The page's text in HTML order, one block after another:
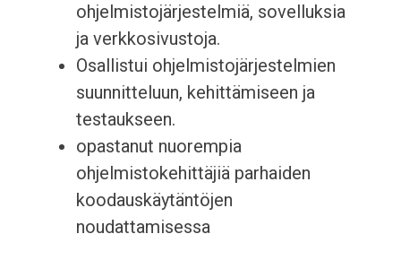
ohjelmistojärjestelmiä, sovelluksia
ja verkkosivustoja.
Osallistui ohjelmistojärjestelmien
suunnitteluun, kehittämiseen ja
testaukseen.
opastanut nuorempia
ohjelmistokehittäjiä parhaiden
koodauskäytäntöjen
noudattamisessa